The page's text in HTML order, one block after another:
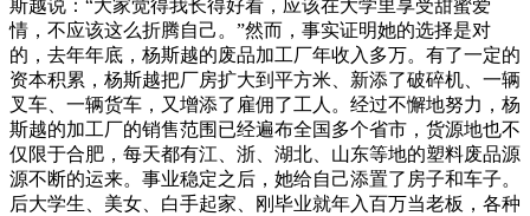
斯越说：“大家觉得我长得好看，应该在大学里享受甜蜜爱
情，不应该这么折腾自己。”然而，事实证明她的选择是对
的，去年年底，杨斯越的废品加工厂年收入多万。有了一定的
资本积累，杨斯越把厂房扩大到平方米、新添了破碎机、一辆
叉车、一辆货车，又增添了雇佣了工人。经过不懈地努力，杨
斯越的加工厂的销售范围已经遍布全国多个省市，货源地也不
仅限于合肥，每天都有江、浙、湖北、山东等地的塑料废品源
源不断的运来。事业稳定之后，她给自己添置了房子和车子。
后大学生、美女、白手起家、刚毕业就年入百万当老板，各种